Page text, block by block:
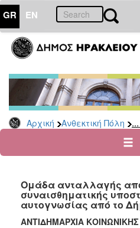
GR EN
Αρχική Ανθεκτική Πόλη ...
ΑΝΘΕΚΤΙΚΗ
ΠΟΛΗ
Κοινωνική
Πολιτική
Νέα
Ανακοινώσεις
για
Οικονομική
Αδυναμία
&
Ομάδα ανταλλαγής
συναισθηματικής
αυτογνωσίας από το
ΑΝΤΙΔΗΜΑΡΧΙΑ ΚΟΙΝΩΝΙΚΗΣ